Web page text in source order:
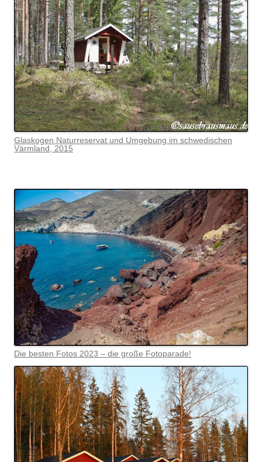
Glaskogen Naturreservat und Umgebung im schwedischen
Värmland, 2015
Die besten Fotos 2023 – die große Fotoparade!